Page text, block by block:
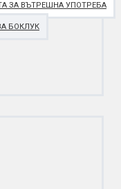
ЗА ВЪТРЕШНА УПОТРЕБА
БОКЛУК